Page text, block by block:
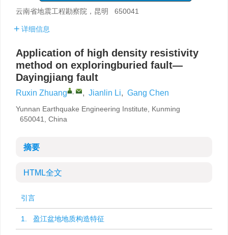
云南省地震工程勘察院，昆明 650041
详细信息
Application of high density resistivity
method on exploringburied fault—
Dayingjiang fault
Ruxin Zhuang , , Jianlin Li, Gang Chen
Yunnan Earthquake Engineering Institute, Kunming
650041, China
摘要
HTML全文
引言
1. 盈江盆地地质构造特征